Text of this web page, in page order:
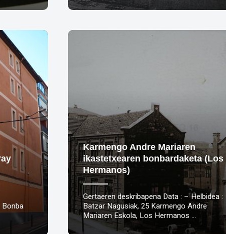
Bonba
Karmengo Andre Mariaren
ikastetxearen bonbardaketa (Los
Hermanos)
Gertaeren deskribapena Data : – Helbidea :
Batzar Nagusiak, 25 Karmengo Andre
Mariaren Eskola, Los Hermanos …